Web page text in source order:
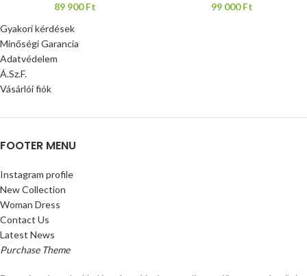
89 900Ft 99 000Ft
Gyakori kérdések
Minőségi Garancia
Adatvédelem
Á.Sz.F.
Vásárlói fiók
FOOTER MENU
Instagram profile
New Collection
Woman Dress
Contact Us
Latest News
Purchase Theme